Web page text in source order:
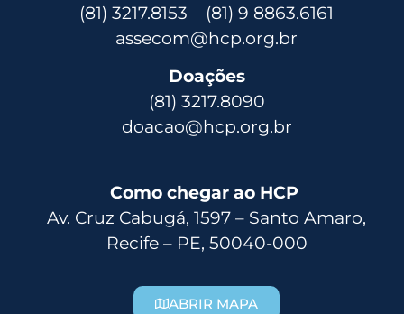
(81) 3217.8153 (81) 9 8863.6161
assecom@hcp.org.br
Doações
(81) 3217.8090
doacao@hcp.org.br
Como chegar ao HCP
Av. Cruz Cabugá, 1597 – Santo Amaro,
Recife – PE, 50040-000
ABRIR MAPA